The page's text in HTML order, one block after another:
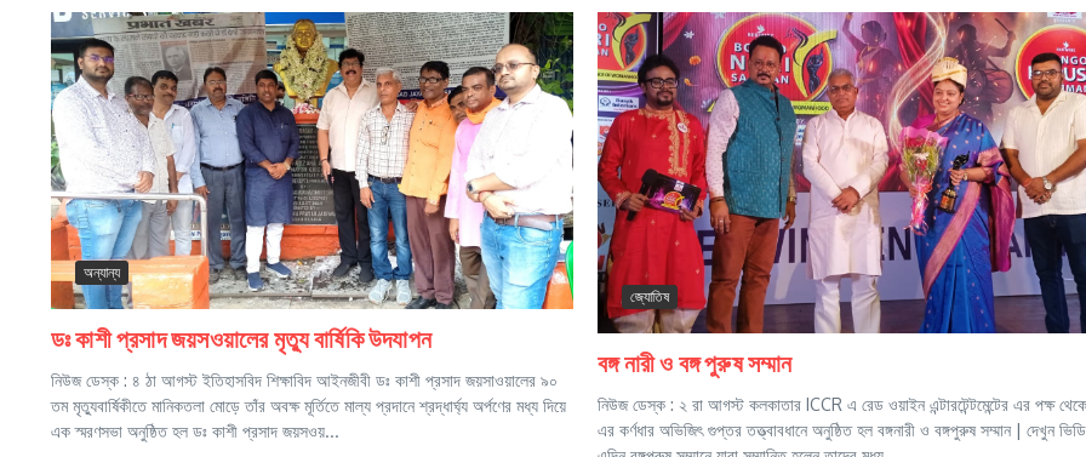
অন্যান্য
ডঃ কাশী প্রসাদ জয়সওয়ালের মৃত্যু বার্ষিকি উদযাপন
নিউজ ডেস্ক : ৪ ঠা আগস্ট ইতিহাসবিদ শিক্ষাবিদ আইনজীবী ডঃ কাশী প্রসাদ জয়সাওয়ালের ৯০
তম মৃত্যুবার্ষিকীতে মানিকতলা মোড়ে তাঁর অবক্ষ মূর্তিতে মাল্য প্রদানে শ্রদ্ধার্ঘ্য অর্পণের মধ্য দিয়ে
এক স্মরণসভা অনুষ্ঠিত হল ডঃ কাশী প্রসাদ জয়সওয়...
জ্যোতিষ
বঙ্গ নারী ও বঙ্গ পুরুষ সম্মান
নিউজ ডেস্ক : ২ রা আগস্ট কলকাতার ICCR এ রেড ওয়াইন এন্টারটেন্টমেন্টের এর পক্ষ
এর কর্ণধার অভিজিৎ গুপ্তর তত্ত্বাবধানে অনুষ্ঠিত হল বঙ্গনারী ও বঙ্গপুরুষ সম্মান | দেখুন